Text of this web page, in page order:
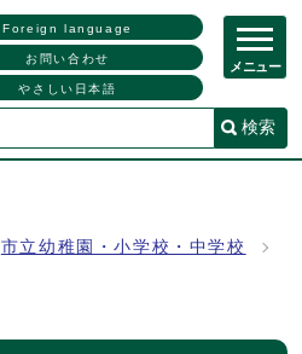
Foreign language
お問い合わせ
やさしい日本語
検索
メニュー
市立幼稚園・小学校・中学校